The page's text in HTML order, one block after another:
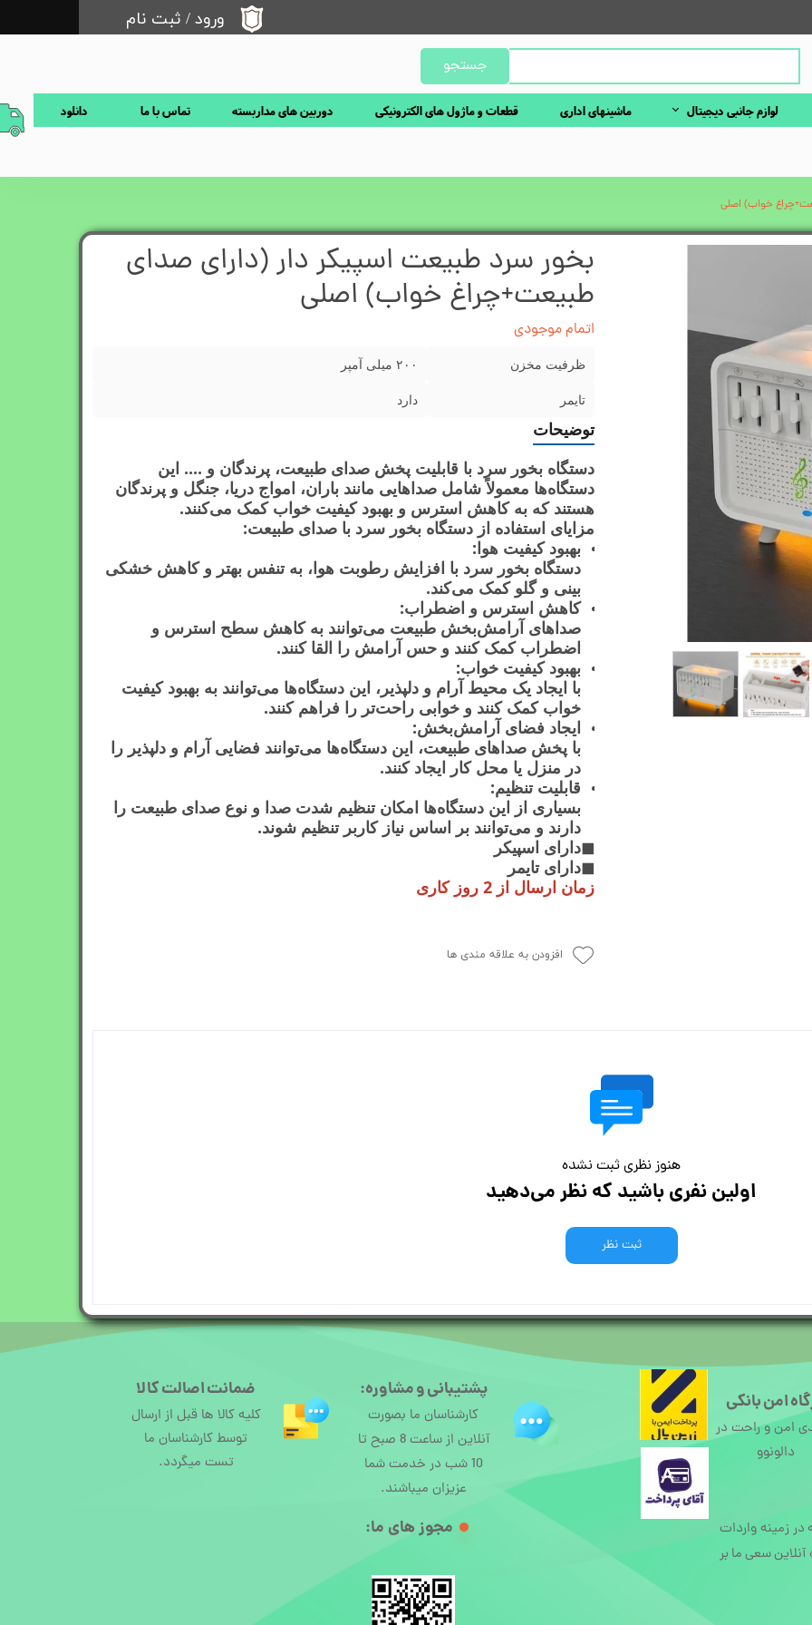
جستجو
لوازم جانبی دیجیتال ماشینهای اداری قطعات و ماژول های الکترونیکی دوربین های مداربسته تماس با ما دانلود
ورود / ثبت نام
سفارشات
خواب) اصلی
بخور سرد طبیعت اسپیکر دار (دارای صدای
طبیعت+چراغ خواب) اصلی
اتمام موجودی
ظرفیت مخزن ۲۰۰ میلی آمپر
تایمر دارد
توضیحات
دستگاه بخور سرد با قابلیت پخش صدای طبیعت، پرندگان و .... این
دستگاه‌ها معمولاً شامل صداهایی مانند باران، امواج دریا، جنگل و پرندگان
هستند که به کاهش استرس و بهبود کیفیت خواب کمک می‌کنند.
مزایای استفاده از دستگاه بخور سرد با صدای طبیعت:
بهبود کیفیت هوا:
دستگاه بخور سرد با افزایش رطوبت هوا، به تنفس بهتر و کاهش خشکی
بینی و گلو کمک می‌کند.
کاهش استرس و اضطراب:
صداهای آرامش‌بخش طبیعت می‌توانند به کاهش سطح استرس و
اضطراب کمک کنند و حس آرامش را القا کنند.
بهبود کیفیت خواب:
با ایجاد یک محیط آرام و دلپذیر، این دستگاه‌ها می‌توانند به بهبود کیفیت
خواب کمک کنند و خوابی راحت‌تر را فراهم کنند.
ایجاد فضای آرامش‌بخش:
با پخش صداهای طبیعت، این دستگاه‌ها می‌توانند فضایی آرام و دلپذیر را
در منزل یا محل کار ایجاد کنند.
قابلیت تنظیم:
بسیاری از این دستگاه‌ها امکان تنظیم شدت صدا و نوع صدای طبیعت را
دارند و می‌توانند بر اساس نیاز کاربر تنظیم شوند.
◼دارای اسپیکر
◼دارای تایمر
زمان ارسال از 2 روز کاری
افزودن به علاقه مندی ها
هنوز نظری ثبت نشده
اولین نفری باشید که نظر می‌دهید
ثبت نظر
در زمینه واردات
سعی ما بر
امن بانکی
امن و راحت در
دالونوو
پشتیبانی و مشاوره:
کارشناسان ما بصورت
آنلاین از ساعت 8 صبح تا
10 شب در خدمت شما
عزیزان میباشند.
ضمانت اصالت کالا
کلیه کالا ها قبل از ارسال
توسط کارشناسان ما
تست میگردد.
مجوز های ما:​